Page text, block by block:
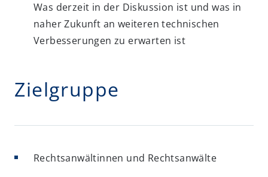
Was derzeit in der Diskussion ist und was in
naher Zukunft an weiteren technischen
Verbesserungen zu erwarten ist
Zielgruppe
Rechtsanwältinnen und Rechtsanwälte